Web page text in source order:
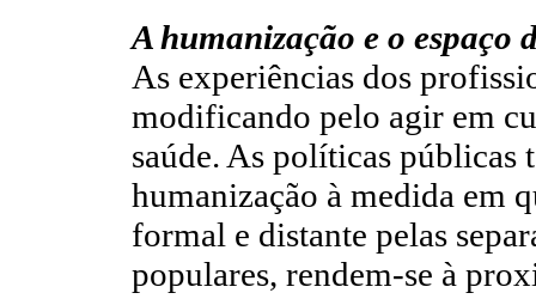
A humanização e o espaço
As experiências dos
modificando pelo agir em
saúde. As políticas públicas
humanização à medida em
formal e distante pelas
populares, rendem-se à